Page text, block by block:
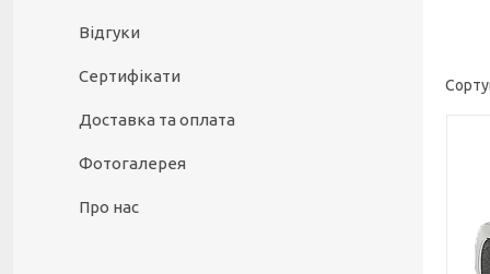
Відгуки
Сертифікати
Доставка та оплата
Фотогалерея
Про нас